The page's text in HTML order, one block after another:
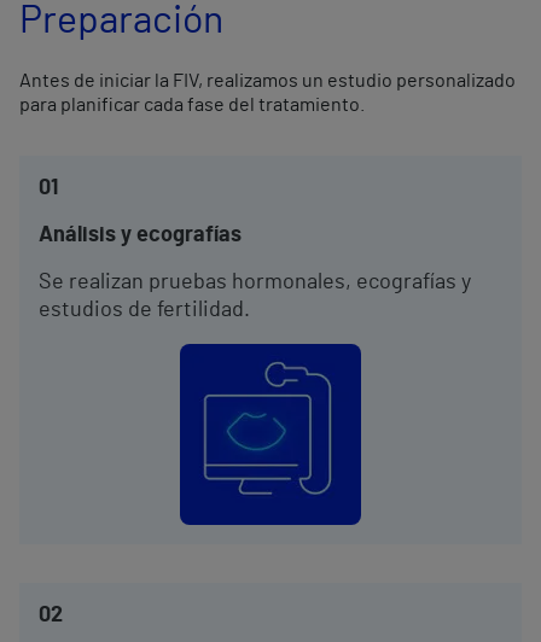
Preparación
Antes de iniciar la FIV, realizamos un estudio personalizado
para planificar cada fase del tratamiento.
01
Análisis y ecografías
Se realizan pruebas hormonales, ecografías y
estudios de fertilidad.
02